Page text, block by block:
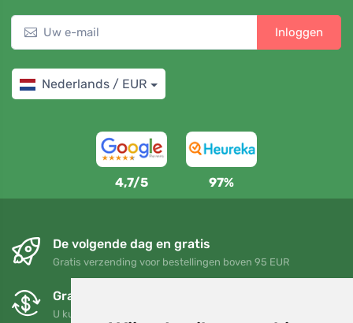
Inloggen
Nederlands / EUR
4,7/5 97%
De volgende dag en gratis
Gratis verzending voor bestellingen boven 95 EUR
Gratis ruilen en retourneren
U kunt uw bestelling op elk gewenst moment binnen 90